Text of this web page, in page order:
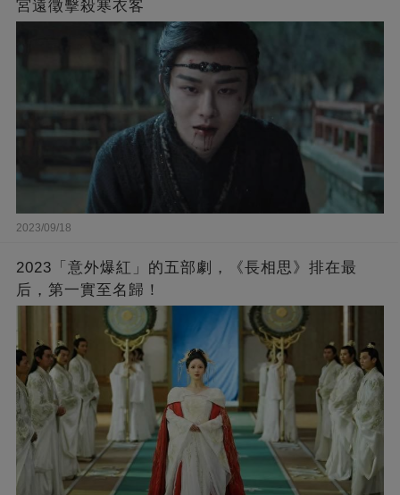
宮遠徵擊殺寒衣客
2023/09/18
2023「意外爆紅」的五部劇，《長相思》排在最
后，第一實至名歸！